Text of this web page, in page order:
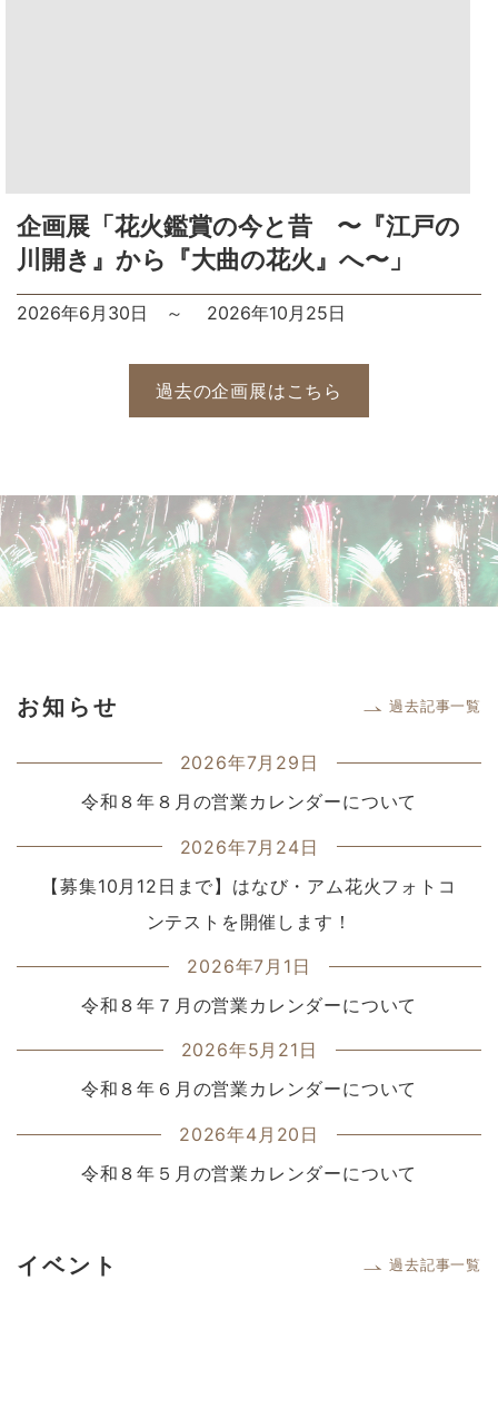
企画展「花火鑑賞の今と昔 〜『江戸の
川開き』から『大曲の花火』へ〜」
2026年6月30日 ～ 2026年10月25日
過去の企画展はこちら
お知らせ 過去記事一覧
2026年7月29日
令和８年８月の営業カレンダーについて
2026年7月24日
【募集10月12日まで】はなび・アム花火フォトコ
ンテストを開催します！
2026年7月1日
令和８年７月の営業カレンダーについて
2026年5月21日
令和８年６月の営業カレンダーについて
2026年4月20日
令和８年５月の営業カレンダーについて
イベント 過去記事一覧